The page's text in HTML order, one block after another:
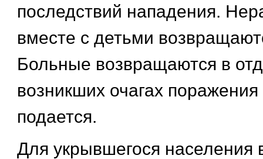
последствий нападения.
вместе с детьми
Больные возвращаются в
возникших очагах поражения
подается.
Для укрывшегося населения